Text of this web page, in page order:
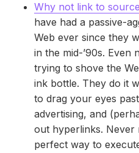
Why not link to
have had a passive-
Web ever since they
in the mid-’90s. Even
trying to shove the
ink bottle. They do it
to drag your eyes
advertising, and
out hyperlinks. Never
perfect way to